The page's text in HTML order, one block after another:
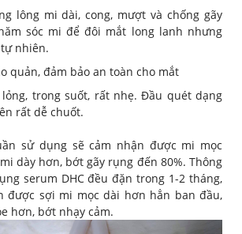
lông mi dài, cong, mượt và chống gãy
sóc mi để đôi mắt long lanh nhưng
nhiên.
quản, đảm bảo an toàn cho mắt
trong suốt, rất nhẹ. Đầu quét dạng
rất dễ chuốt.
sử dụng sẽ cảm nhận được mi mọc
dày hơn, bớt gãy rụng đến 80%. Thông
serum DHC đều đặn trong 1-2 tháng,
được sợi mi mọc dài hơn hẳn ban đầu,
hơn, bớt nhạy cảm.